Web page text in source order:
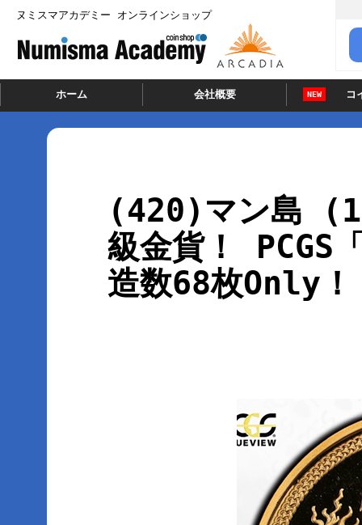
ヌミスマアカデミー オンラインショップ
ホーム 会社概要 NEW コ
(420)マン島
級金貨！ PCGS
造数68枚Only！